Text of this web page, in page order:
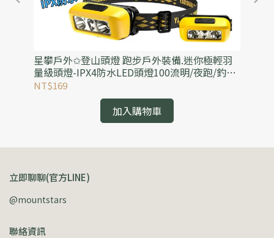
星攀戶外✩登山頭燈 跑步戶外裝備.迷你極輕羽
量級頭燈-IPX4防水LED頭燈100流明/夜跑/釣魚/
營地工作帽燈
NT$169
加入購物車
立即聊聊(官方LINE)
@mountstars
聯絡資訊